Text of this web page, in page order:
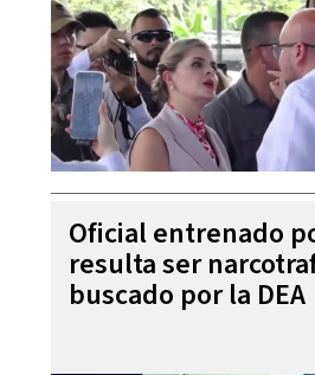
Oficial entrenado
resulta ser
buscado por la DEA